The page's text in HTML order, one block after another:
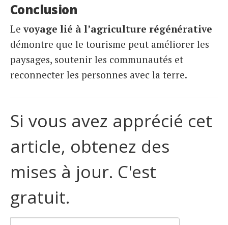
Conclusion
Levoyage lié à l’agriculture régénérative
démontre que le tourisme peut améliorer les
paysages, soutenir les communautés et
reconnecter les personnes avec la terre.
Si vous avez apprécié cet
article, obtenez des
mises à jour. C'est
gratuit.